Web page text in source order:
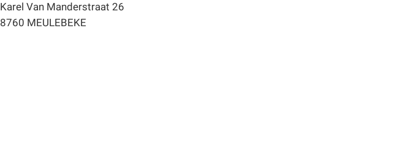
Karel Van Manderstraat 26
8760 MEULEBEKE